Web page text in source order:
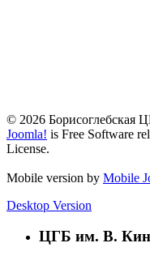
© 2026 Борисоглебская
Joomla! is Free Software
License.
Mobile version by Mobile
Desktop Version
ЦГБ им. В.